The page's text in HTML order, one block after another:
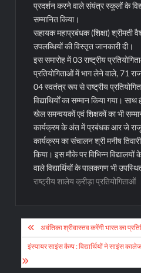
प्रदर्शन करने वाले संयंत्र स्कूलों के
सम्मानित किया।
सहायक महाप्रबंधक (शिक्षा) श्रीमती
उपलब्धियों की विस्तृत जानकारी दी।
इस समारोह में 03 राष्ट्रीय
प्रतियोगिताओं में भाग लेने वाले, 71
04 स्वतंत्र रूप से राष्ट्रीय
विद्याथिर्यों का सम्मान किया गया।
खेल समन्वयकों एवं शिक्षकों का भी
कार्यक्रम के अंत में प्रबंधक आर जे राजू
कार्यक्रम का संचालन श्री मनीष तिवारी
किया। इस मौके पर विभिन्न
वाले विद्यार्थियों के पालकगण भी
राष्ट्रीय शालेय क्रीड़ा प्रतियोगिताओं
Post
navigation
अवंतिका श्रीवास्तव करेंगी भारत का
इंस्पायर साइंस कैम्प : विद्यार्थियों ने साइंस